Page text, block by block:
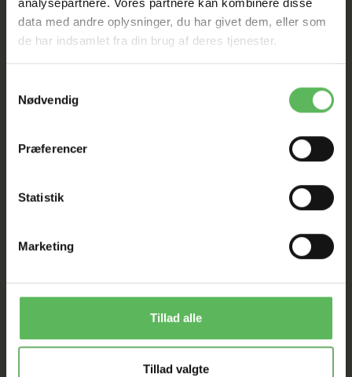
analysepartnere. Vores partnere kan kombinere disse
data med andre oplysninger, du har givet dem, eller som
de har indsamlet fra din brug af deres tjenester.
Nødvendig
Præferencer
Statistik
Marketing
Tillad alle
Tillad valgte
SAT NED
I FYSISK BUTIKKERE
-50%